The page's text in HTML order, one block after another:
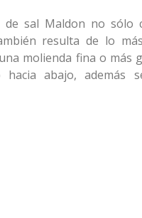
sal Maldon no sólo
resulta de lo
molienda fina o más
abajo, además